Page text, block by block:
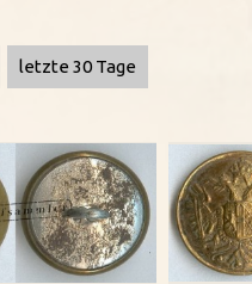
letzte 30 Tage